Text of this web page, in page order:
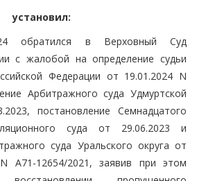
установил:
обратился в Верховный Суд
с жалобой на определение судьи
Федерации от 19.01.2024 N
Арбитражного суда Удмуртской
постановление Семнадцатого
суда от 29.06.2023 и
суда Уральского округа от
А71-12654/2021, заявив при этом